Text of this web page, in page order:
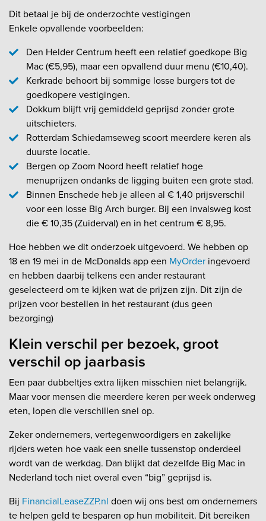
Dit betaal je bij de onderzochte vestigingen
Enkele opvallende voorbeelden:
Den Helder Centrum heeft een relatief goedkope Big
Mac (€5,95), maar een opvallend duur menu (€10,40).
Kerkrade behoort bij sommige losse burgers tot de
goedkopere vestigingen.
Dokkum blijft vrij gemiddeld geprijsd zonder grote
uitschieters.
Rotterdam Schiedamseweg scoort meerdere keren als
duurste locatie.
Bergen op Zoom Noord heeft relatief hoge
menuprijzen ondanks de ligging buiten een grote stad.
Binnen Enschede heb je alleen al € 1,40 prijsverschil
voor een losse Big Arch burger. Bij een invalsweg kost
die € 10,35 (Zuiderval) en in het centrum € 8,95.
Hoe hebben we dit onderzoek uitgevoerd. We hebben op
18 en 19 mei in de McDonalds app een MyOrder ingevoerd
en hebben daarbij telkens een ander restaurant
geselecteerd om te kijken wat de prijzen zijn. Dit zijn de
prijzen voor bestellen in het restaurant (dus geen
bezorging)
Klein verschil per bezoek, groot
verschil op jaarbasis
Een paar dubbeltjes extra lijken misschien niet belangrijk.
Maar voor mensen die meerdere keren per week onderweg
eten, lopen die verschillen snel op.
Zeker ondernemers, vertegenwoordigers en zakelijke
rijders weten hoe vaak een snelle tussenstop onderdeel
wordt van de werkdag. Dan blijkt dat dezelfde Big Mac in
Nederland toch niet overal even “big” geprijsd is.
Bij FinancialLeaseZZP.nl doen wij ons best om ondernemers
te helpen geld te besparen op hun mobiliteit. Dit bereiken